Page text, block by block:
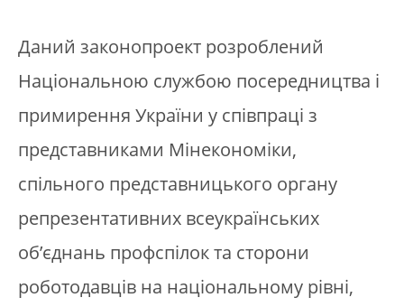
Даний законопроект розроблений
Національною службою посередництва і
примирення України у співпраці з
представниками Мінекономіки,
спільного представницького органу
репрезентативних всеукраїнських
об’єднань профспілок та сторони
роботодавців на національному рівні,